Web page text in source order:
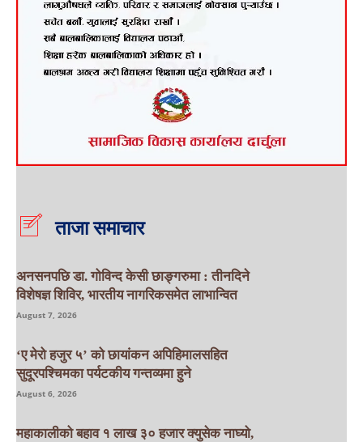
ताजा समाचार
अनसनपछि डा. गोविन्द केसी छाङ्गरुमा : तीनदिने
विशेषज्ञ शिविर, भारतीय नागरिकसमेत लाभान्वित
August 7, 2026
‘ए मेरो हजुर ५’ को छायांकन अपिहिमालसहित
सुदूरपश्चिमका पर्यटकीय गन्तव्यमा हुने
August 6, 2026
महाकालीको बहाव १ लाख ३० हजार क्युसेक नाघ्यो,